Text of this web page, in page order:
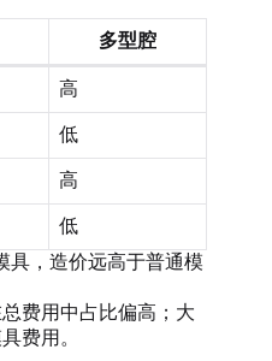
多型腔
高
低
高
低
具，造价远高于普通模
费用中占比偏高；大
费用。